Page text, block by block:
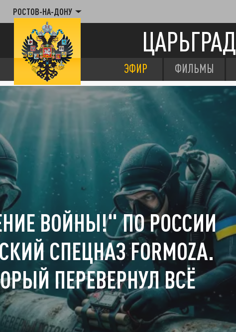
РОСТОВ-НА-ДОНУ
ЦАРЬГРАД
ЭФИР ФИЛЬМЫ
ВОЙНЫ!" ПО РОССИИ
СПЕЦНАЗ FORMOZA.
ПЕРЕВЕРНУЛ ВСЁ